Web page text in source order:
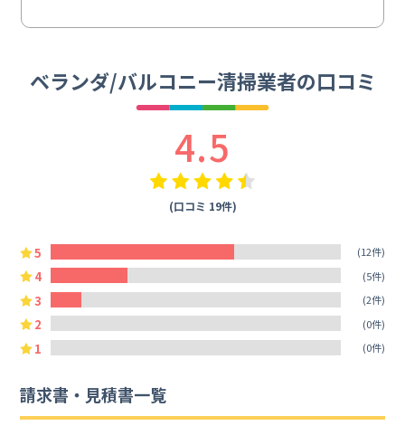
ベランダ/バルコニー清掃業者の口コミ
4.5
(口コミ 19件)
5 (12件)
4 (5件)
3 (2件)
2 (0件)
1 (0件)
請求書・見積書一覧